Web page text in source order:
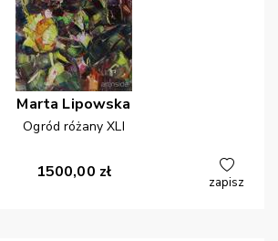
Marta Lipowska
Ogród różany XLI
1500,00 zł
zapisz